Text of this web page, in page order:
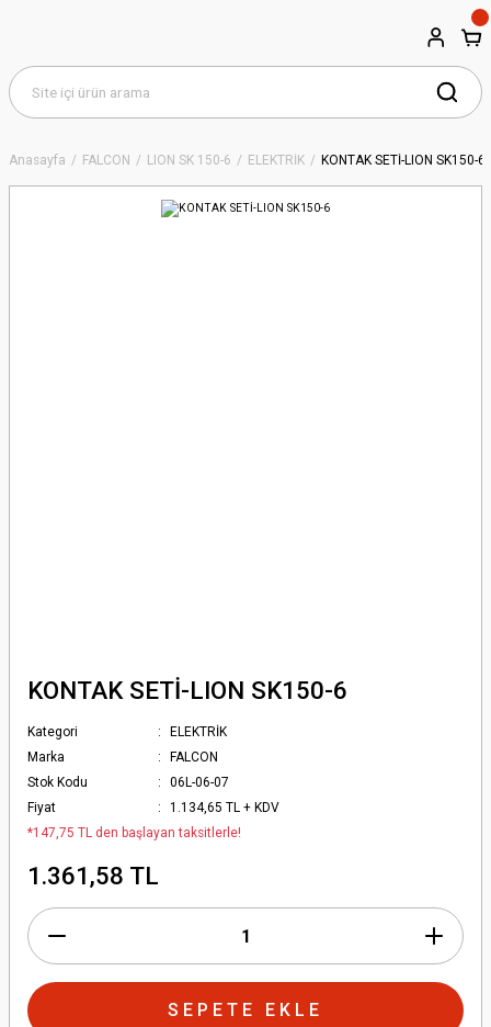
Anasayfa FALCON LION SK 150-6 ELEKTRİK KONTAK SETİ-LION SK150-6
KONTAK SETİ-LION SK150-6
Kategori
ELEKTRİK
Marka
FALCON
Stok Kodu
06L-06-07
Fiyat
1.134,65 TL + KDV
*147,75 TL den başlayan taksitlerle!
1.361,58 TL
SEPETE EKLE